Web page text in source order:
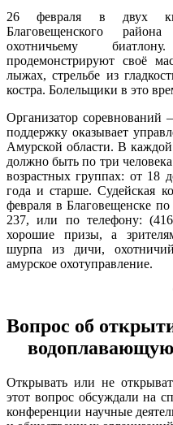
26 февраля в двух
Благовещенского
охотничьему
продемонстрируют своё
лыжах, стрельбе из
костра. Болельщики в это
Организатор соревнований
поддержку оказывает
Амурской области. В
должно быть по три
возрастных группах: от 18
года и старше. Судейская
февраля в Благовещенске
237, или по телефону:
хорошие призы, а
шурпа из дичи,
амурское охотуправление.
Вопрос об
водоплавающую
Открывать или не
этот вопрос обсуждали на
конференции научные